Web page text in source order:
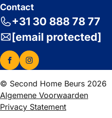
Contact
+31 30 888 78 77
[email protected]
© Second Home Beurs 2026
Algemene Voorwaarden
Privacy Statement